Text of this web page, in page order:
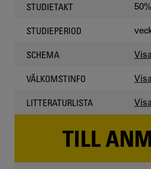
STUDIETAKT
STUDIEPERIOD
SCHEMA Visa
VÄLKOMSTINFO Visa
LITTERATURLISTA Visa
TILL